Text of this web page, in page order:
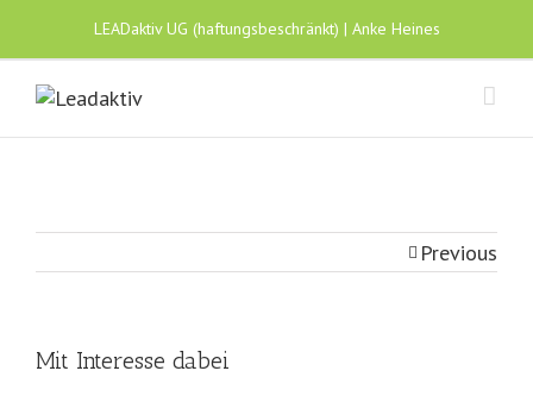
LEADaktiv UG (haftungsbeschränkt) | Anke Heines
Previous
Mit Interesse dabei